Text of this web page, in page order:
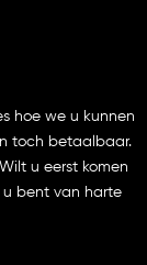
hoe we u kunnen
toch betaalbaar.
u eerst komen
u bent van harte